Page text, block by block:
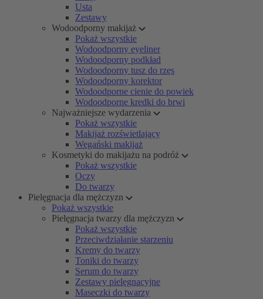
Usta
Zestawy
Wodoodporny makijaż
Pokaż wszystkie
Wodoodporny eyeliner
Wodoodporny podkład
Wodoodporny tusz do rzęs
Wodoodporny korektor
Wodoodporne cienie do powiek
Wodoodporne kredki do brwi
Najważniejsze wydarzenia
Pokaż wszystkie
Makijaż rozświetlający
Wegański makijaż
Kosmetyki do makijażu na podróż
Pokaż wszystkie
Oczy
Do twarzy
Pielęgnacja dla mężczyzn
Pokaż wszystkie
Pielęgnacja twarzy dla mężczyzn
Pokaż wszystkie
Przeciwdziałanie starzeniu
Kremy do twarzy
Toniki do twarzy
Serum do twarzy
Zestawy pielęgnacyjne
Maseczki do twarzy